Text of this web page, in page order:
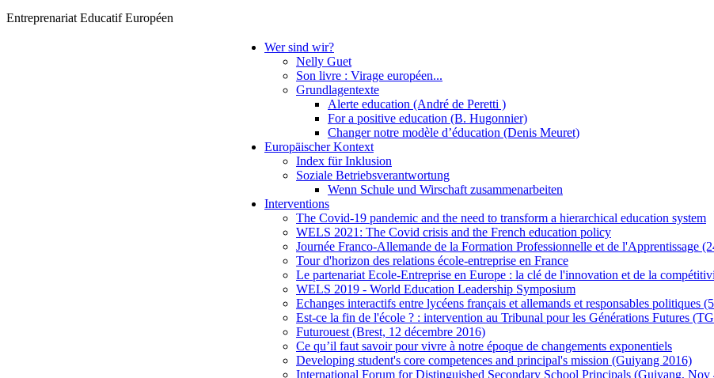
Entreprenariat Educatif Européen
Wer sind wir?
Nelly Guet
Son livre : Virage européen...
Grundlagentexte
Alerte education (André de Peretti )
For a positive education (B. Hugonnier)
Changer notre modèle d’éducation (Denis Meuret)
Europäischer Kontext
Index für Inklusion
Soziale Betriebsverantwortung
Wenn Schule und Wirschaft zusammenarbeiten
Interventions
The Covid-19 pandemic and the need to transform a hierarchical education system
WELS 2021: The Covid crisis and the French education policy
Journée Franco-Allemande de la Formation Professionnelle et de l'Apprentissage
Tour d'horizon des relations école-entreprise en France
Le partenariat Ecole-Entreprise en Europe : la clé de l'innovation et de la
WELS 2019 - World Education Leadership Symposium
Echanges interactifs entre lycéens français et allemands et responsables politiques
Est-ce la fin de l'école ? : intervention au Tribunal pour les Générations Futures
Futurouest (Brest, 12 décembre 2016)
Ce qu’il faut savoir pour vivre à notre époque de changements exponentiels
Developing student's core competences and principal's mission (Guiyang 2016)
International Forum for Distinguished Secondary School Principals (Guiyang, Nov